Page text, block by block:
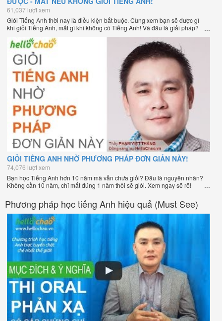
61,037 lượt xem
Giỏi Tiếng Anh thời nay là điều kiện bắt buộc. Cùng xem bạn sẽ được gì
khi giỏi Tiếng Anh, mất gì khi không có Tiếng Anh! Và đâu là giải pháp?
GIỎI TIẾNG ANH NHỜ PHƯƠNG PHÁP ĐƠN GIẢN NÀY!
74,076 lượt xem
Bạn học Tiếng Anh hơn 10 năm mà vẫn chưa giỏi? Đâu là nguyên nhân?
Không cần 10 năm, chỉ mất đúng 1 năm thôi sẽ giỏi. Xem ngay sẽ rõ!
Phương pháp học tiếng Anh hiệu quả (Must See)